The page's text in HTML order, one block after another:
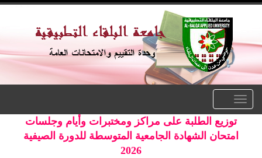
navigation
توزيع الطلبة على مراكز ومختبرات وأيام وجلسات
امتحان الشهادة الجامعية المتوسطة للدورة الصيفية
2026